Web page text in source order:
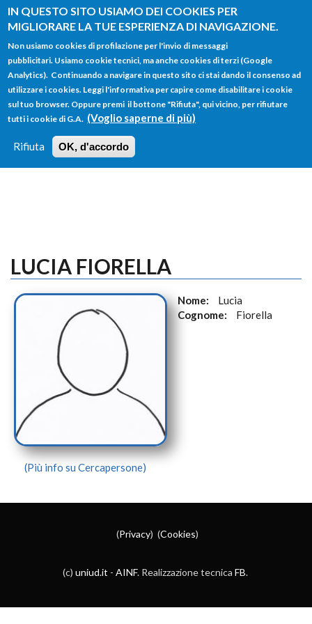
IN QUESTO SITO USIAMO DEI COOKIES PER
MIGLIORARE LA TUE ESPERIENZA DI NAVIGAZIONE.
Non usiamo cookies di profilazione per l'invio di messaggi
pubblicitari. Usiamo cookie tecnici, ma anche cookies di terzi (Google
Analytics). Continuando a navigare in questo sito ci stai dando il consenso ad
utilizzare i cookies. Leggi l'informativa per capire come disabilitare i cookie
sul tuo browser. Oppure premi il bottone "Rifiuta", qui vicino, per rifiutare
tutti i cookie di G.A. (Voglio saperne di più)
Rifiuta OK, d'accordo
Salta al contenuto principale
FORM
DI
RICERCA
Main menu
HOME TUTTI I PROFILI
LOGIN
LUCIA FIORELLA
Nome:
Lucia
Cognome:
Fiorella
(Più info su Cercapersone)
(Privacy) (Cookies)
(c) uniud.it - AINF. Realizzazione tecnica FB.